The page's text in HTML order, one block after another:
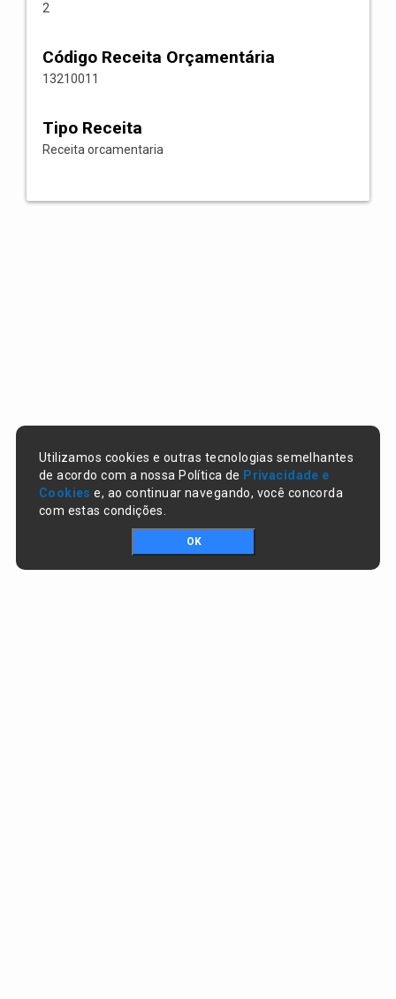
2
Código Receita Orçamentária
13210011
Tipo Receita
Receita orcamentaria
Utilizamos cookies e outras tecnologias semelhantes
de acordo com a nossa Política de Privacidade e
Cookies e, ao continuar navegando, você concorda
com estas condições.
OK